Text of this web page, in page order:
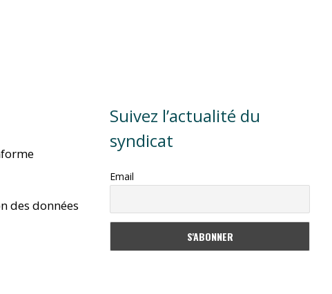
des données
Suivez l’actualité du
syndicat
Email